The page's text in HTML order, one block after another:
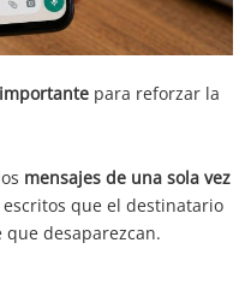
para reforzar la
mensajes de una sola vez
escritos que el destinatario
desaparezcan.